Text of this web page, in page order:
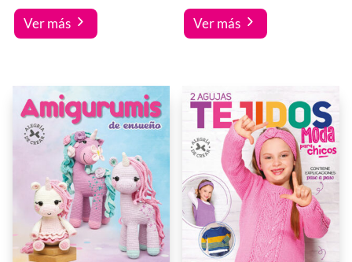
Ver más Ver más